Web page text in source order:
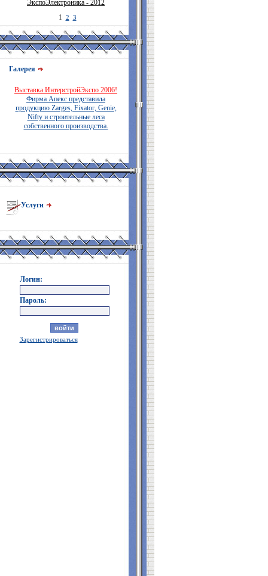
ЭкспоЭлектроника - 2012
1 2 3
Галерея
Выставка ИнтерстройЭкспо 2006!
Фирма Апекс представила
продукцию Zarges, Fixator, Genie,
Nifty и строительные леса
собственного производства.
Услуги
Логин:
Пароль:
Зарегистрироваться